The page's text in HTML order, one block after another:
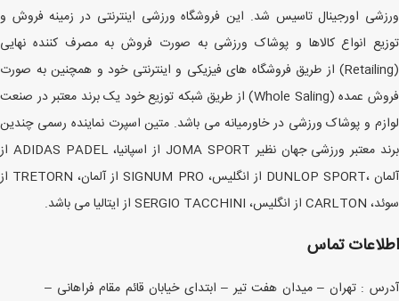
ورزشی اورجینال تاسیس شد. این فروشگاه ورزشی اینترنتی در زمینه فروش و
توزیع انواع کالاها و پوشاک ورزشی به صورت فروش به مصرف کننده نهایی
(Retailing) از طریق فروشگاه های فیزیکی و اینترنتی خود و همچنین به صورت
فروش عمده (Whole Saling) از طریق شبکه توزیع خود یک برند معتبر در صنعت
لوازم و پوشاک ورزشی در خاورمیانه می باشد. متین اسپرت نماینده رسمی چندین
برند معتبر ورزشی جهان نظیر JOMA SPORT از اسپانیا، ADIDAS PADEL از
آلمان ،DUNLOP SPORT از انگلیس، SIGNUM PRO از آلمان، TRETORN از
سوئد، CARLTON از انگلیس، SERGIO TACCHINI از ایتالیا می باشد.
اطلاعات تماس
آدرس : تهران – میدان هفت تیر – ابتدای خیابان قائم مقام فراهانی –